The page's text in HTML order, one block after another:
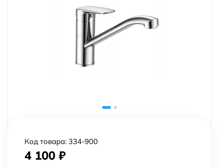
Код товара: 334-900
4 100 ₽